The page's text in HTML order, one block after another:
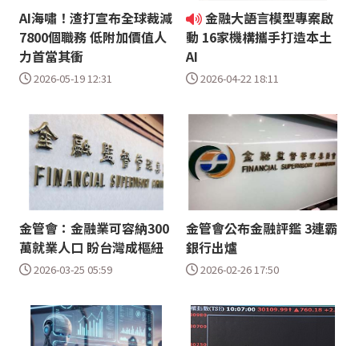
AI海嘯！渣打宣布全球裁減
7800個職務 低附加價值人
力首當其衝
2026-05-19 12:31
金融大語言模型專案啟
動 16家機構攜手打造本土
AI
2026-04-22 18:11
金管會：金融業可容納300
萬就業人口 盼台灣成樞紐
2026-03-25 05:59
金管會公布金融評鑑 3連霸
銀行出爐
2026-02-26 17:50